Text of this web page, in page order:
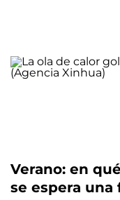
Verano: en
se espera